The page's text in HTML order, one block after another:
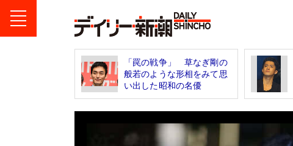
「罠の戦争」 草なぎ剛の
般若のような形相をみて思
い出した昭和の名優